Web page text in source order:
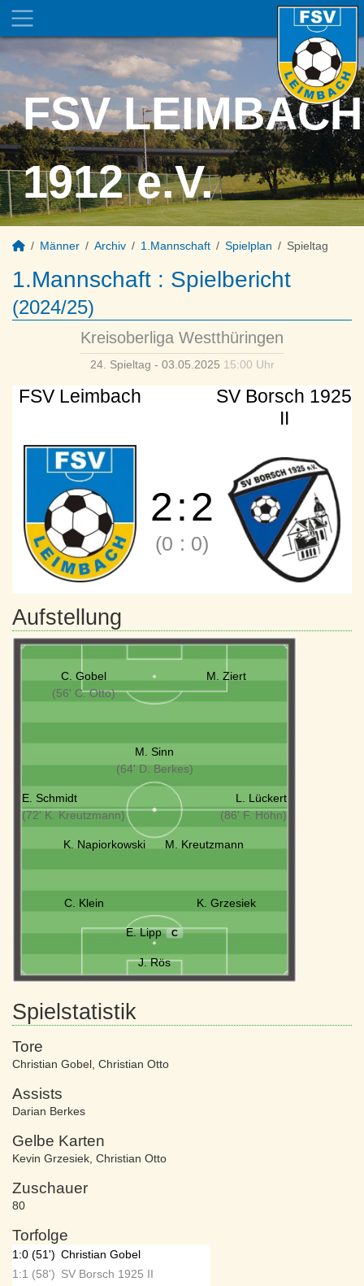
FSV LEIMBACH
1912 e.V.
Männer Archiv 1.Mannschaft Spielplan Spieltag
1.Mannschaft : Spielbericht
(2024/25)
Kreisoberliga Westthüringen
24. Spieltag - 03.05.2025 15:00 Uhr
FSV Leimbach
SV Borsch 1925
II
2:2
(0 : 0)
Aufstellung
C. Gobel
(56' C. Otto)
M. Ziert
M. Sinn
(64' D. Berkes)
E. Schmidt
(72' K. Kreutzmann)
L. Lückert
(86' F. Höhn)
K. Napiorkowski M. Kreutzmann
C. Klein K. Grzesiek
E. Lipp C
J. Rös
Spielstatistik
Tore
Christian Gobel Christian Otto
Assists
Darian Berkes
Gelbe Karten
Kevin Grzesiek Christian Otto
Zuschauer
80
Torfolge
1:0 (51') Christian Gobel
1:1 (58') SV Borsch 1925 II